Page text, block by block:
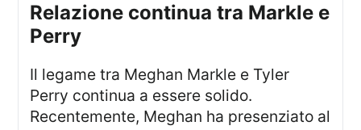
Relazione continua tra Markle e
Perry
Il legame tra Meghan Markle e Tyler
Perry continua a essere solido.
Recentemente, Meghan ha presenziato al